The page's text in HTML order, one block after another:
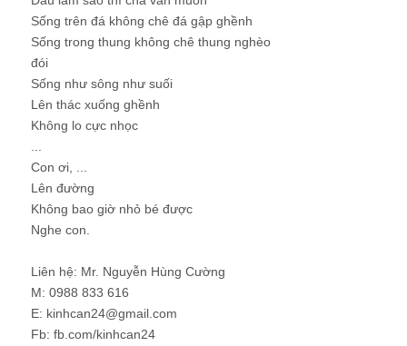
Sống trên đá không chê đá gập ghềnh
Sống trong thung không chê thung nghèo
đói
Sống như sông như suối
Lên thác xuống ghềnh
Không lo cực nhọc
Con ơi, ...
Lên đường
Không bao giờ nhỏ bé được
Nghe con.
Liên hệ: Mr. Nguyễn Hùng Cường
M: 0988 833 616
E: kinhcan24@gmail.com
Fb: fb.com/kinhcan24